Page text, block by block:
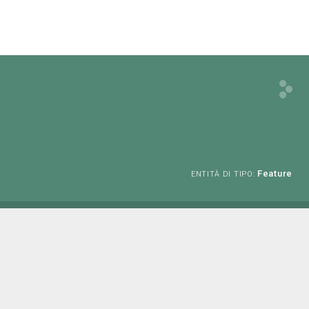
ENTITÀ DI TIPO: Feature